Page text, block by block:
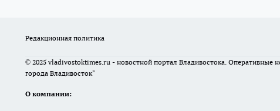
Редакционная политика
© 2025 vladivostoktimes.ru - новостной портал Владивостока. Оперативные
города Владивосток"
О компании: